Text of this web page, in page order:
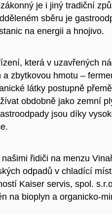
je i jiný tradiční
sběru je
na energii a hnojivo.
která v uzavřených
zbytkovou hmotu –
látky postupně
obdobně jako zemní
jsou díky
řidiči na menzu
odpadů v chladící
Kaiser servis, spol.
na bioplyn a organicko-